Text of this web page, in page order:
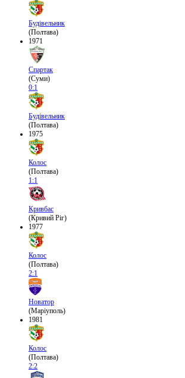
Будівельник
(Полтава)
1971
Спартак
(Суми)
0:1
Будівельник
(Полтава)
1975
Колос
(Полтава)
1:1
Кривбас
(Кривий Ріг)
1977
Колос
(Полтава)
2:1
Новатор
(Маріуполь)
1981
Колос
(Полтава)
2:2